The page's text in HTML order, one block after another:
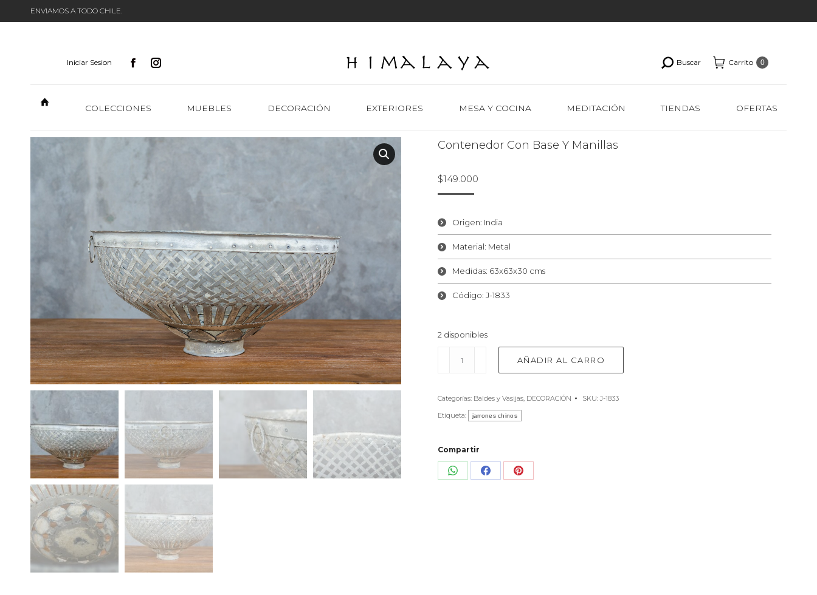
ENVIAMOS A TODO CHILE.
Iniciar Sesion Buscar Carrito 0
COLECCIONES MUEBLES DECORACIÓN EXTERIORES MESA Y COCINA MEDITACIÓN TIENDAS OFERTAS
Contenedor Con Base Y Manillas
$149.000
Origen: India
Material: Metal
Medidas: 63x63x30 cms
Código: J-1833
2 disponibles
Manillas
cantidad
AÑADIR AL CARRO
Categorías: Baldes y Vasijas, DECORACIÓN SKU: J-1833
Etiqueta:
jarrones chinos
Compartir
Share Share Share